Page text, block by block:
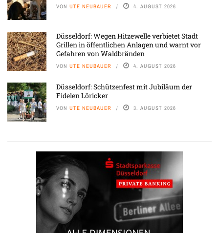
VON UTE NEUBAUER 4. AUGUST 2026
Düsseldorf: Wegen Hitzewelle verbietet Stadt
Grillen in öffentlichen Anlagen und warnt vor
Gefahren von Waldbränden
VON UTE NEUBAUER 4. AUGUST 2026
Düsseldorf: Schützenfest mit Jubiläum der
Fidelen Löricker
VON UTE NEUBAUER 3. AUGUST 2026